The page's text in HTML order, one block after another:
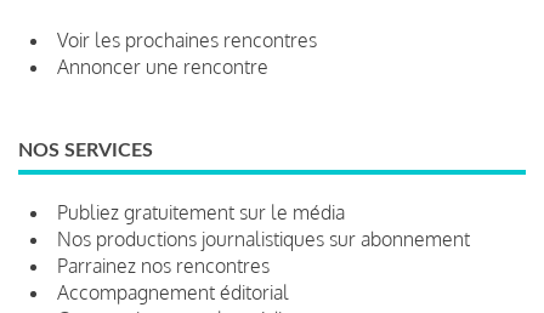
Voir les prochaines rencontres
Annoncer une rencontre
NOS SERVICES
Publiez gratuitement sur le média
Nos productions journalistiques sur abonnement
Parrainez nos rencontres
Accompagnement éditorial